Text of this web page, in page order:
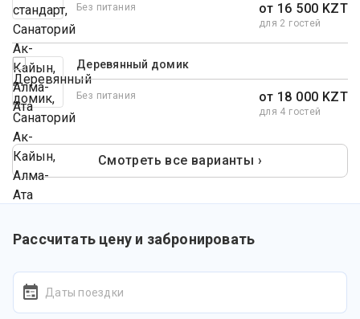
Без питания от 16 500 KZT
для 2 гостей
Деревянный домик
Без питания от 18 000 KZT
для 4 гостей
Смотреть все варианты ›
Рассчитать цену и забронировать
Даты поездки